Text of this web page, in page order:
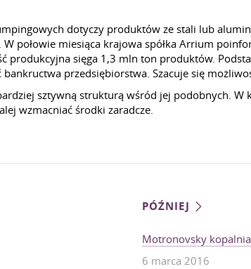
dotyczy produktów ze stali lub
połowie miesiąca krajowa spółka Arrium
produkcyjna sięga 1,3 mln ton produktów.
przedsiębiorstwa. Szacuje się
sztywną strukturą wśród jej podobnych. W
wzmacniać środki zaradcze.
PÓŹNIEJ
Motronovsky
6 marca 2016